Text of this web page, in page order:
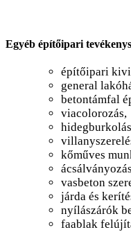
Egyéb építőipari
építőipari
general
betontámfal
viacolorozás,
kőműves
vasbeton
járda és
nyílászárók
faablak